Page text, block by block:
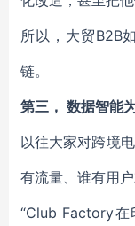
所以，大贸B2B
链。
第三， 数据智能
以往大家对跨境
有流量、谁有用
“Club Factory